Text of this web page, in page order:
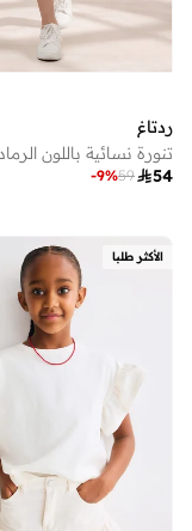
ردتاغ
54
59
-9%
الأكثر طلبا